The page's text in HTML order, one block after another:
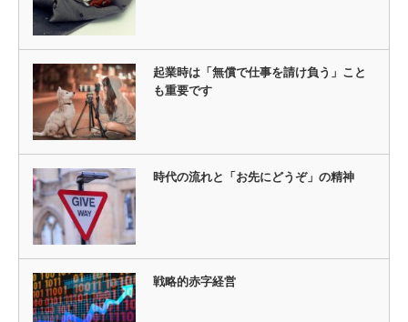
起業時は「無償で仕事を請け負う」こと
も重要です
時代の流れと「お先にどうぞ」の精神
戦略的赤字経営